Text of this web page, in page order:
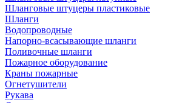
Шланговые штуцеры пластиковые
Шланги
Водопроводные
Напорно-всасывающие шланги
Поливочные шланги
Пожарное оборудование
Краны пожарные
Огнетушители
Рукава